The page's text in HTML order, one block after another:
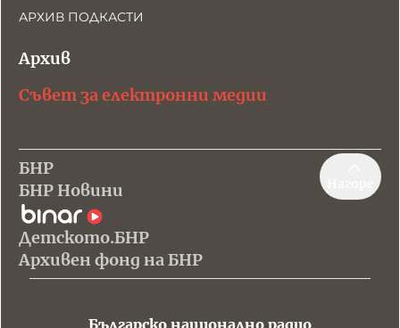
АРХИВ ПОДКАСТИ
Архив
Съвет за електронни медии
БНР
БНР Новини
Детското.БНР
Архивен фонд на БНР
Българско национално радио